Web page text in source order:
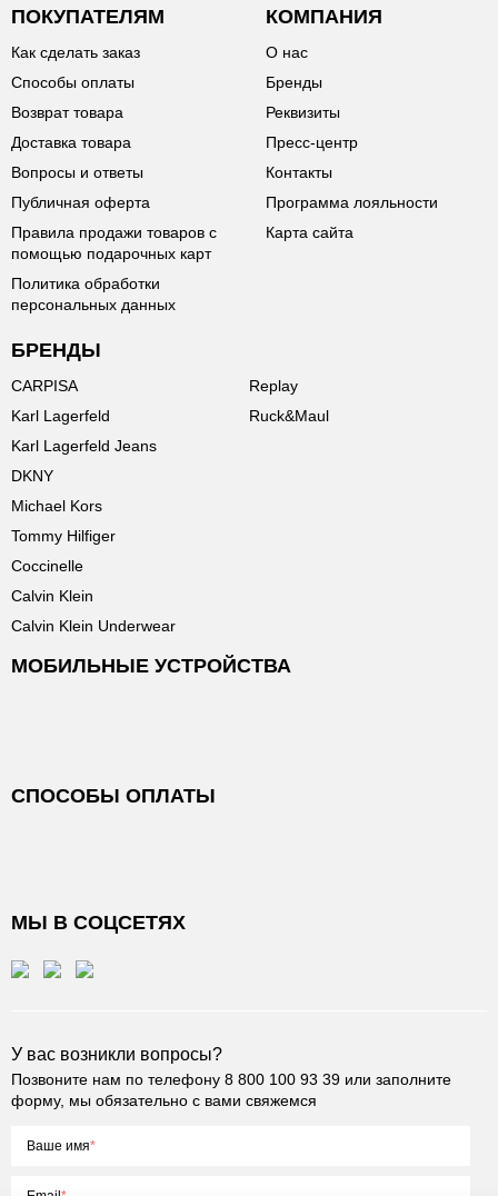
ПОКУПАТЕЛЯМ
Как сделать заказ
Способы оплаты
Возврат товара
Доставка товара
Вопросы и ответы
Публичная оферта
Правила продажи товаров с
помощью подарочных карт
Политика обработки
персональных данных
КОМПАНИЯ
О нас
Бренды
Реквизиты
Пресс-центр
Контакты
Программа лояльности
Карта сайта
БРЕНДЫ
CARPISA
Karl Lagerfeld
Karl Lagerfeld Jeans
DKNY
Michael Kors
Tommy Hilfiger
Coccinelle
Calvin Klein
Calvin Klein Underwear
Replay
Ruck&Maul
МОБИЛЬНЫЕ УСТРОЙСТВА
СПОСОБЫ ОПЛАТЫ
МЫ В СОЦСЕТЯХ
У вас возникли вопросы?
Позвоните нам по телефону 8 800 100 93 39 или заполните
форму, мы обязательно с вами свяжемся
Ваше имя